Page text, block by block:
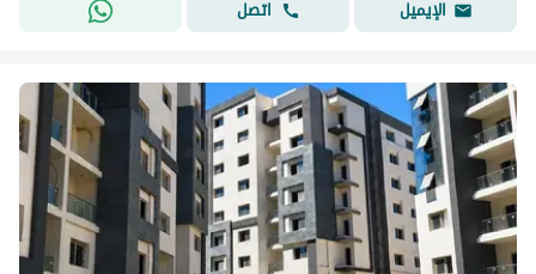
الإيميل اتصل